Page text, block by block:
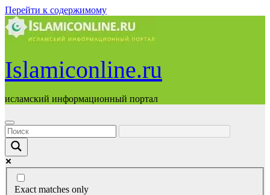
Перейти к содержимому
Islamiconline.ru
исламский информационный портал
Exact matches only